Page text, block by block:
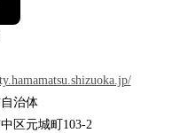
治体
区元城町103-2